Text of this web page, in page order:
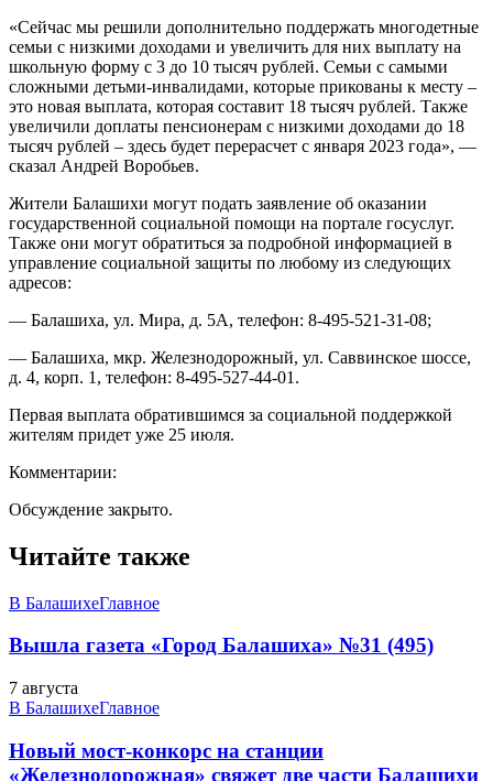
«Сейчас мы решили дополнительно поддержать многодетные
семьи с низкими доходами и увеличить для них выплату на
школьную форму с 3 до 10 тысяч рублей. Семьи с самыми
сложными детьми-инвалидами, которые прикованы к месту –
это новая выплата, которая составит 18 тысяч рублей. Также
увеличили доплаты пенсионерам с низкими доходами до 18
тысяч рублей – здесь будет перерасчет с января 2023 года», —
сказал Андрей Воробьев.
Жители Балашихи могут подать заявление об оказании
государственной социальной помощи на портале госуслуг.
Также они могут обратиться за подробной информацией в
управление социальной защиты по любому из следующих
адресов:
— Балашиха, ул. Мира, д. 5А, телефон: 8-495-521-31-08;
— Балашиха, мкр. Железнодорожный, ул. Саввинское шоссе,
д. 4, корп. 1, телефон: 8-495-527-44-01.
Первая выплата обратившимся за социальной поддержкой
жителям придет уже 25 июля.
Комментарии:
Обсуждение закрыто.
Читайте также
В БалашихеГлавное
Вышла газета «Город Балашиха» №31 (495)
7 августа
В БалашихеГлавное
Новый мост-конкорс на станции
«Железнодорожная» свяжет две части Балашихи